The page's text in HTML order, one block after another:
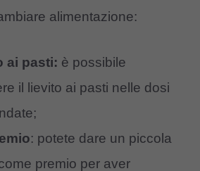
alimentazione:
ai pasti: è possibile
il lievito ai pasti nelle dosi
: potete dare un piccola
premio per aver